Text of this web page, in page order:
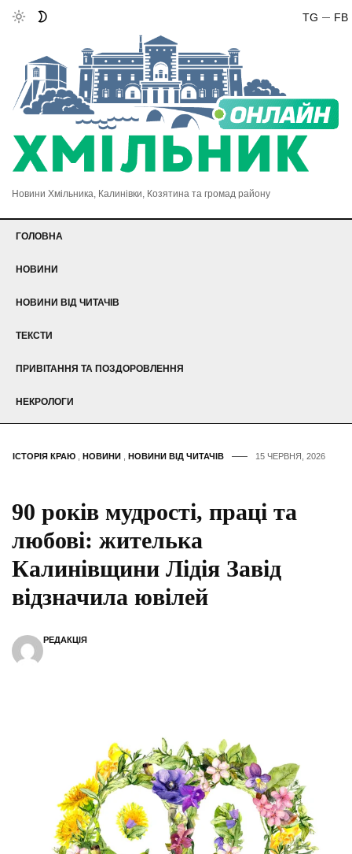
FB
TG
Новини Хмільника, Калинівки, Козятина та громад району
ГОЛОВНА
НОВИНИ
НОВИНИ ВІД ЧИТАЧІВ
ТЕКСТИ
ПРИВІТАННЯ ТА ПОЗДОРОВЛЕННЯ
НЕКРОЛОГИ
ІСТОРІЯ КРАЮ НОВИНИ НОВИНИ ВІД ЧИТАЧІВ 15 ЧЕРВНЯ, 2026
90 років мудрості, праці та
любові: жителька
Калинівщини Лідія Завід
відзначила ювілей
РЕДАКЦІЯ